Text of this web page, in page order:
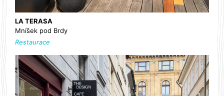
LA TERASA
Mníšek pod Brdy
Restaurace